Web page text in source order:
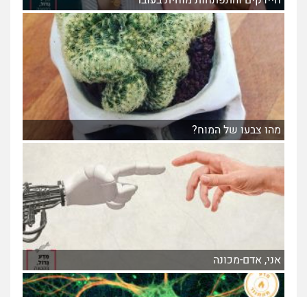
מהו צבעו של המוח?
אני, אדם-מכונה